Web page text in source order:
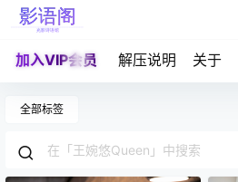
加入VIP会员 解压说明 关于
全部标签